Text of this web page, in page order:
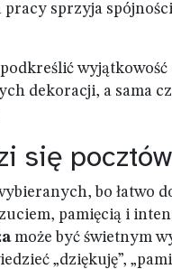
sprzyja
dekoracji, a sama
się
bo łatwo
pamięcią i
może być świetnym
„dziękuję”,